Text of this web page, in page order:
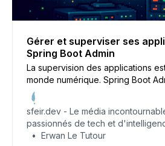
Gérer et superviser ses
Spring Boot Admin
La supervision des applications
monde numérique. Spring Boot
solution puissante pour gérer vos
Boot. Découvrez ses atouts, ses
l’implémenter efficacement.
sfeir.dev - Le média
passionnés de tech et
Erwan Le Tutour